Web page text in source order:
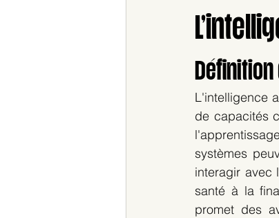
L'intelligence
de capacités
systèmes
interagir avec
santé à la
promet des